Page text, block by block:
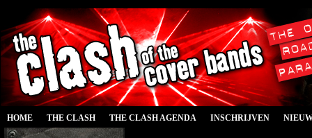
HOME THE CLASH THE CLASH AGENDA INSCHRIJVEN